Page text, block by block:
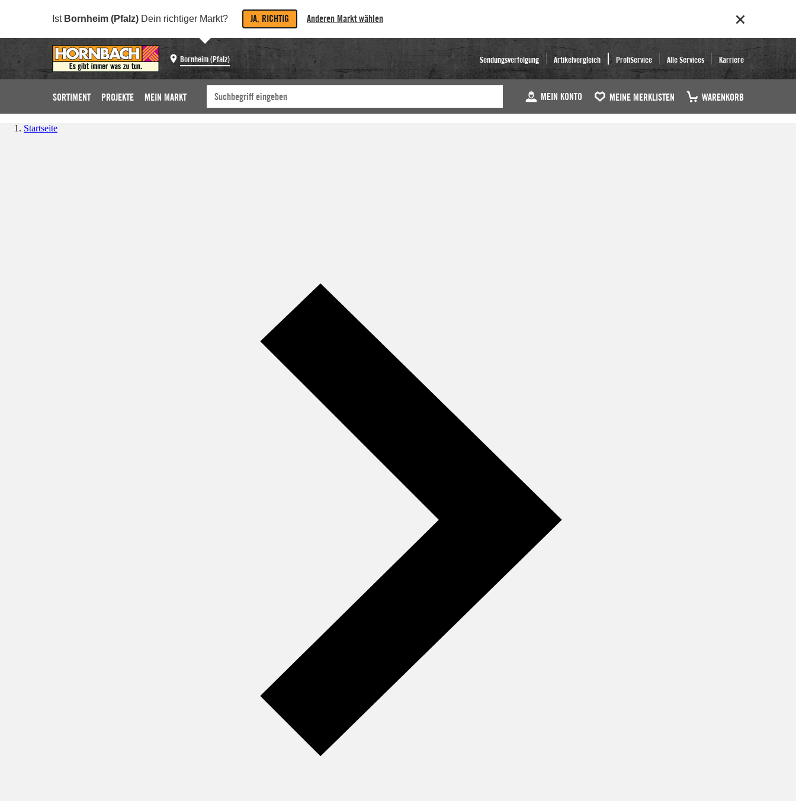
Ist Bornheim (Pfalz) Dein richtiger Markt? JA, RICHTIG Anderen Markt wählen
Bornheim (Pfalz) Sendungsverfolgung Artikelvergleich ProfiService Alle Services Karriere
SORTIMENT PROJEKTE MEIN MARKT MEIN KONTO MEINE MERKLISTEN WARENKORB
Startseite